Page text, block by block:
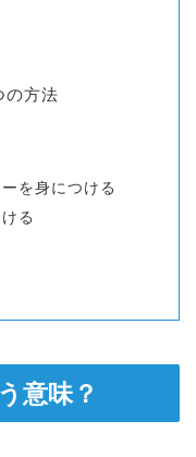
の方法
を身につける
る
意味？